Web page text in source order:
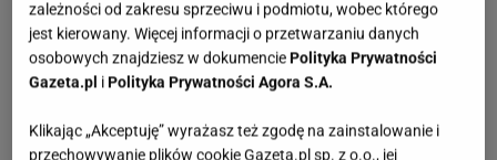
zależności od zakresu sprzeciwu i podmiotu, wobec którego
jest kierowany. Więcej informacji o przetwarzaniu danych
osobowych znajdziesz w dokumenciePolityka Prywatności
Gazeta.pl iPolityka Prywatności Agora S.A.
Klikając „Akceptuję” wyrażasz też zgodę na zainstalowanie i
przechowywanie plików cookie Gazeta.pl sp. z o.o., jej